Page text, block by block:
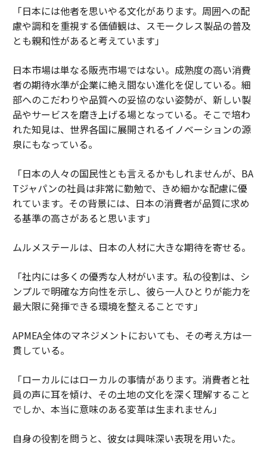
「日本には他者を思いやる文化があります。周囲への配
慮や調和を重視する価値観は、スモークレス製品の普及
とも親和性があると考えています」
日本市場は単なる販売市場ではない。成熟度の高い消費
者の期待水準が企業に絶え間ない進化を促している。細
部へのこだわりや品質への妥協のない姿勢が、新しい製
品やサービスを磨き上げる場となっている。そこで培わ
れた知見は、世界各国に展開されるイノベーションの源
泉にもなっている。
「日本の人々の国民性とも言えるかもしれませんが、BA
Tジャパンの社員は非常に勤勉で、きめ細かな配慮に優
れています。その背景には、日本の消費者が品質に求め
る基準の高さがあると思います」
ムルメステールは、日本の人材に大きな期待を寄せる。
「社内には多くの優秀な人材がいます。私の役割は、シ
ンプルで明確な方向性を示し、彼ら一人ひとりが能力を
最大限に発揮できる環境を整えることです」
APMEA全体のマネジメントにおいても、その考え方は一
貫している。
「ローカルにはローカルの事情があります。消費者と社
員の声に耳を傾け、その土地の文化を深く理解すること
でしか、本当に意味のある変革は生まれません」
自身の役割を問うと、彼女は興味深い表現を用いた。